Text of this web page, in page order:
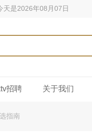
天是2026年08月07日
招聘 关于我们
指南